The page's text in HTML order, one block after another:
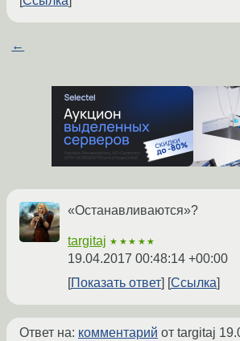
←
«Останавливаются»?
targitaj ★★★★★
19.04.2017 00:48:14 +00:00
Показать ответ
Ссылка
Ответ на: комментарий от targitaj